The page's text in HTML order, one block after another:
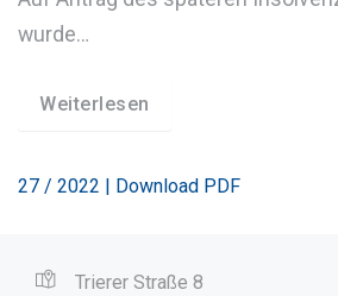
wurde…
Weiterlesen
27 / 2022 | Download PDF
Trierer Straße 8